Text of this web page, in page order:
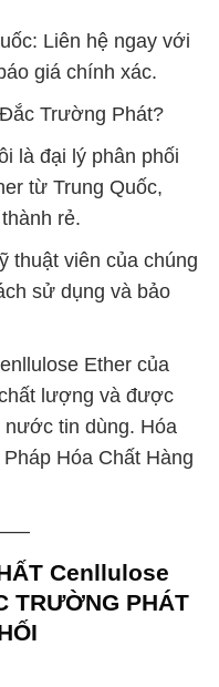
Liên hệ ngay với
giá chính xác.
Trường Phát?
là đại lý phân phối
từ Trung Quốc,
rẻ.
thuật viên của chúng
sử dụng và bảo
Ether của
lượng và được
nước tin dùng. Hóa
Hóa Chất Hàng
Cenllulose
TRƯỜNG PHÁT